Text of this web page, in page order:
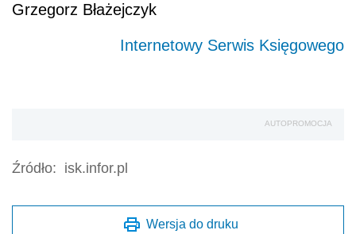
Grzegorz Błażejczyk
Internetowy Serwis Księgowego
AUTOPROMOCJA
Źródło: isk.infor.pl
Wersja do druku